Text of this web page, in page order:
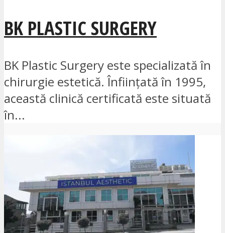
BK PLASTIC SURGERY
BK Plastic Surgery este specializată în
chirurgie estetică. Înființată în 1995,
această clinică certificată este situată
în...